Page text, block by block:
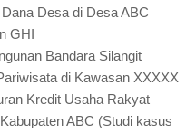
Desa di Desa ABC
GHI
Bandara Silangit
di Kawasan XXXXX
Kredit Usaha Rakyat
ABC (Studi kasus